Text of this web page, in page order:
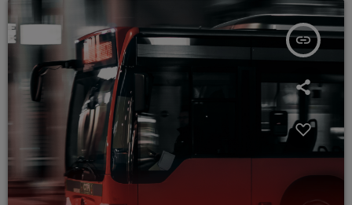
insert_link